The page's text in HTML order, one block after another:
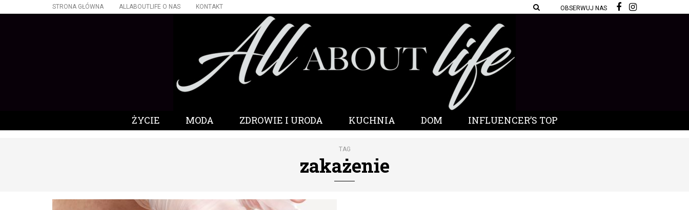
STRONA GŁÓWNA ALLABOUTLIFE O NAS KONTAKT OBSERWUJ NAS
ŻYCIE MODA ZDROWIE I URODA KUCHNIA DOM INFLUENCER’S TOP
TAG
zakażenie